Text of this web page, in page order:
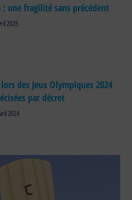
une fragilité sans précédent
2025
des Jeux Olympiques 2024
par décret
2024